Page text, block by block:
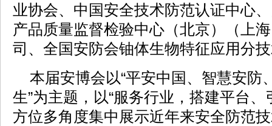
业协会、中国安全技术防范认证中心
产品质量监督检验中心（北京）（上
司、全国安防会铀体生物特征应用分
本届安博会以“平安中国、智慧安防
生”为主题，以“服务行业，搭建平台
方位多角度集中展示近年来安全防范